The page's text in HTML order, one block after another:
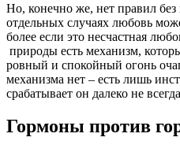
Но, конечно же, нет правил
отдельных случаях любовь
более если это несчастная
природы есть механизм,
ровный и спокойный огонь
механизма нет – есть лишь
срабатывает он далеко не
Гормоны против